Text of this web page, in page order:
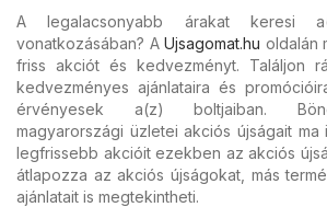
A legalacsonyabb árakat keresi
vonatkozásában? A Ujsagomat.hu oldalán
friss akciót és kedvezményt. Találjon
kedvezményes ajánlataira és
érvényesek a(z) boltjaiban.
magyarországi üzletei akciós újságait ma
legfrissebb akcióit ezekben az akciós
átlapozza az akciós újságokat, más
ajánlatait is megtekintheti.